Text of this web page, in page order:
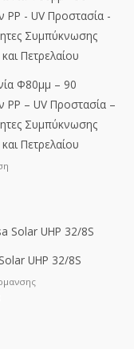
Φ80μμ – 90
PP – UV Προστασία –
Συμπύκνωσης
Πετρελαίου
UHP 32/8S